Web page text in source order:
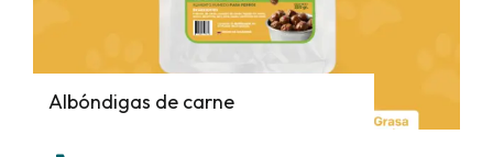
Albóndigas de carne